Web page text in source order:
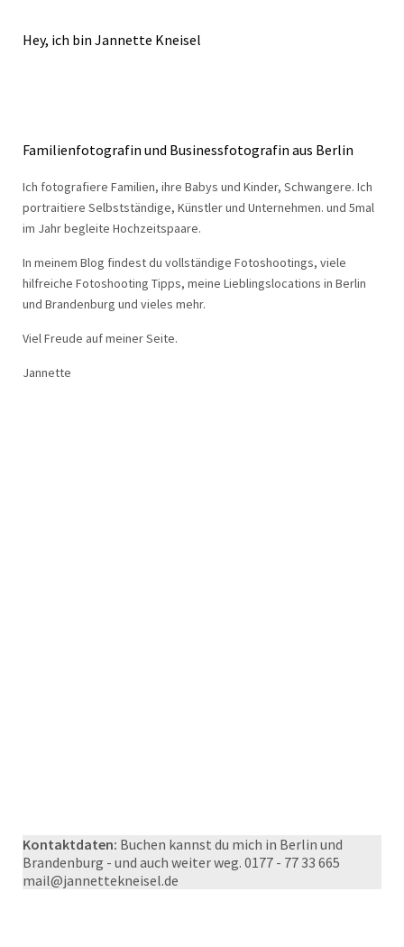
Hey, ich bin Jannette Kneisel
Familienfotografin und Businessfotografin aus Berlin
Ich fotografiere Familien, ihre Babys und Kinder, Schwangere. Ich
portraitiere Selbstständige, Künstler und Unternehmen. und 5mal
im Jahr begleite Hochzeitspaare.
In meinem Blog findest du vollständige Fotoshootings, viele
hilfreiche Fotoshooting Tipps, meine Lieblingslocations in Berlin
und Brandenburg und vieles mehr.
Viel Freude auf meiner Seite.
Jannette
Kontaktdaten: Buchen kannst du mich in Berlin und
Brandenburg - und auch weiter weg. 0177 - 77 33 665
mail@jannettekneisel.de